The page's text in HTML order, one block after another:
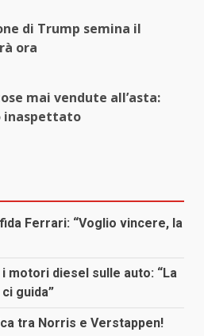
di Trump semina il
ora
mai vendute all’asta:
inaspettato
Ferrari: “Voglio vincere, la
motori diesel sulle auto: “La
guida”
tra Norris e Verstappen!